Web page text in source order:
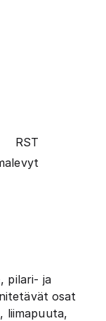
RST
pilari- ja
osat
liimapuuta,